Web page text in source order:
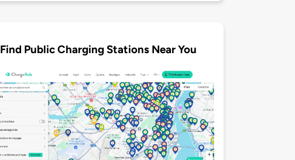
Find Public Charging Stations Near You